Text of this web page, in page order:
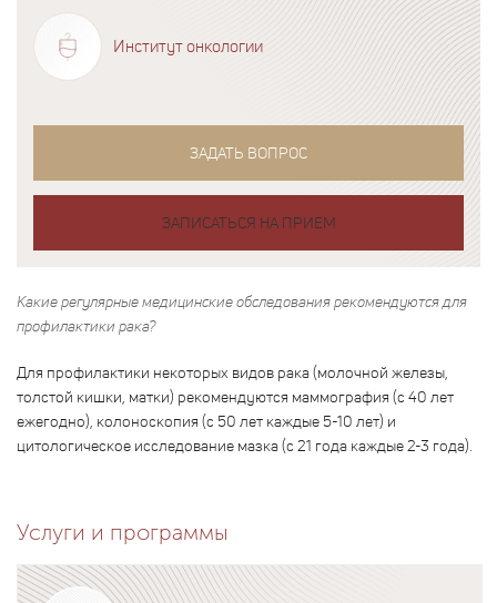
Институт онкологии
ЗАДАТЬ ВОПРОС
ЗАПИСАТЬСЯ НА ПРИЕМ
Какие регулярные медицинские обследования рекомендуются для
профилактики рака?
Для профилактики некоторых видов рака (молочной железы,
толстой кишки, матки) рекомендуются маммография (с 40 лет
ежегодно), колоноскопия (с 50 лет каждые 5-10 лет) и
цитологическое исследование мазка (с 21 года каждые 2-3 года).
Услуги и программы